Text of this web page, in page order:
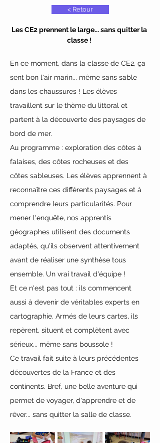
< Retour
Les CE2 prennent le large... sans quitter la
classe !
En ce moment, dans la classe de CE2, ça
sent bon l'air marin... même sans sable
dans les chaussures ! Les élèves
travaillent sur le thème du littoral et
partent à la découverte des paysages de
bord de mer.
Au programme : exploration des côtes à
falaises, des côtes rocheuses et des
côtes sableuses. Les élèves apprennent à
reconnaître ces différents paysages et à
comprendre leurs particularités. Pour
mener l'enquête, nos apprentis
géographes utilisent des documents
adaptés, qu'ils observent attentivement
avant de réaliser une synthèse tous
ensemble. Un vrai travail d'équipe !
Et ce n'est pas tout : ils commencent
aussi à devenir de véritables experts en
cartographie. Armés de leurs cartes, ils
repèrent, situent et complètent avec
sérieux... même sans boussole !
Ce travail fait suite à leurs précédentes
découvertes de la France et des
continents. Bref, une belle aventure qui
permet de voyager, d'apprendre et de
rêver... sans quitter la salle de classe.